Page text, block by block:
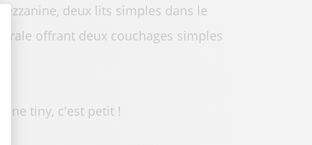
deux lits simples dans le
offrant deux couchages simples
tiny, c'est petit !
: Personnalisez vos Options